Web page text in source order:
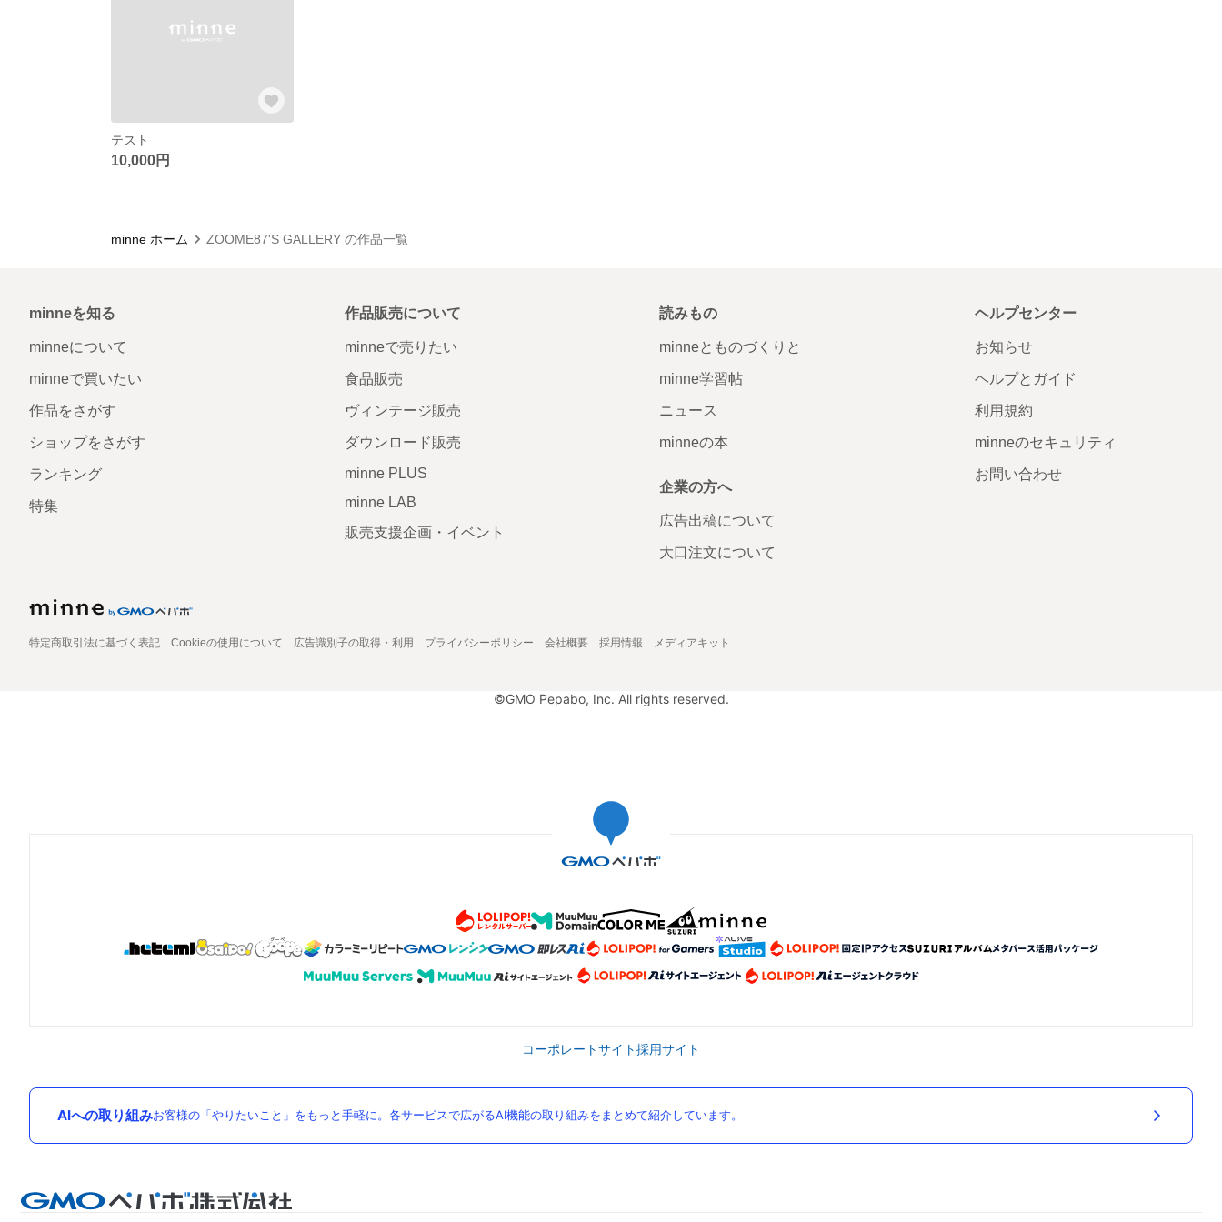
テスト
10,000円
minne ホーム ZOOME87'S GALLERY の作品一覧
minneを知る
minneについて
minneで買いたい
作品をさがす
ショップをさがす
ランキング
特集
作品販売について
minneで売りたい
食品販売
ヴィンテージ販売
ダウンロード販売
minne PLUS
minne LAB
販売支援企画・イベント
読みもの
minneとものづくりと
minne学習帖
ニュース
minneの本
企業の方へ
広告出稿について
大口注文について
ヘルプセンター
お知らせ
ヘルプとガイド
利用規約
minneのセキュリティ
お問い合わせ
特定商取引法に基づく表記 Cookieの使用について 広告識別子の取得・利用 プライバシーポリシー 会社概要 採用情報 メディアキット
©GMO Pepabo, Inc. All rights reserved.
コーポレートサイト採用サイト
AIへの取り組みお客様の「やりたいこと」をもっと手軽に。各サービスで広がるAI機能の取り組みをまとめて紹介しています。